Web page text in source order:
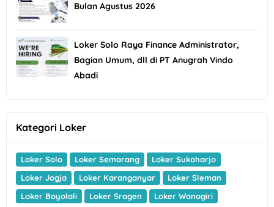
Bulan Agustus 2026
Loker Solo Raya Finance Administrator,
Bagian Umum, dll di PT Anugrah Vindo
Abadi
Kategori Loker
Loker Solo Loker Semarang
Loker Sukoharjo
Loker Jogja
Loker Karanganyar
Loker Sleman
Loker Boyolali
Loker Sragen Loker Wonogiri